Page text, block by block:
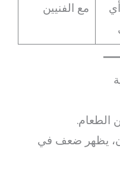
مع الفنيين
الطعام.
يظهر ضعف في